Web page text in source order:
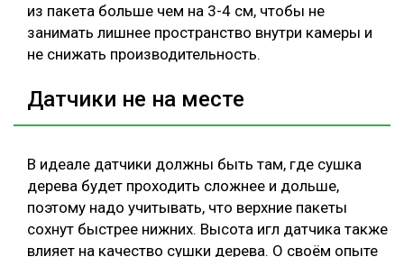
из пакета больше чем на 3-4 см, чтобы не
занимать лишнее пространство внутри камеры и
не снижать производительность.
Датчики не на месте
В идеале датчики должны быть там, где сушка
дерева будет проходить сложнее и дольше,
поэтому надо учитывать, что верхние пакеты
сохнут быстрее нижних. Высота игл датчика также
влияет на качество сушки дерева. О своём опыте